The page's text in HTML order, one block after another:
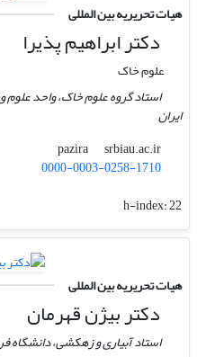
هیات تحریریه بین المللی
دکتر ابراهیم پذیرا
علوم خاک
استاد گروه علوم خاک، واحد علوم
ایران
pazira
srbiau.ac.ir
0000-0003-0258-1710
h-index:22
هیات تحریریه بین المللی
دکتر بیژن قهرمان
استاد آبیاری و زهکشی،